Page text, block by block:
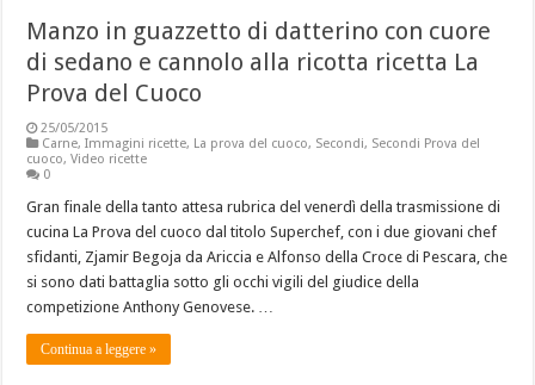
Manzo in guazzetto di datterino con cuore
di sedano e cannolo alla ricotta ricetta La
Prova del Cuoco
25/05/2015
Carne,Immagini ricette, La prova del cuoco, Secondi, Secondi Prova del
cuoco,Video ricette
0
Gran finale della tanto attesa rubrica del venerdì della trasmissione di
cucina La Prova del cuoco dal titolo Superchef, con i due giovani chef
sfidanti, Zjamir Begoja da Ariccia e Alfonso della Croce di Pescara, che
si sono dati battaglia sotto gli occhi vigili del giudice della
competizione Anthony Genovese. …
Continua a leggere »